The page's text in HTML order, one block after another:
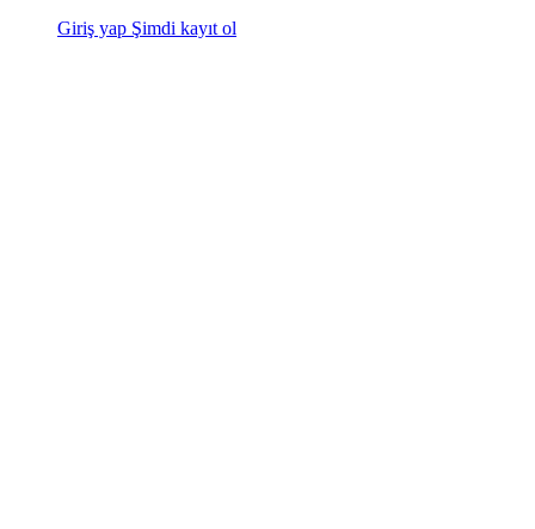
Giriş yap Şimdi kayıt ol